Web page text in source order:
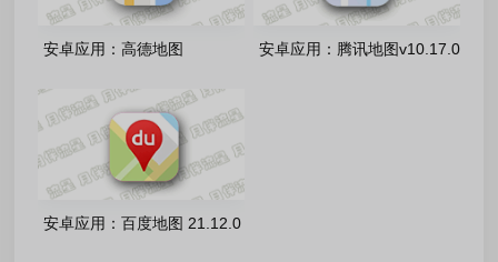
安卓应用：高德地图
安卓应用：腾讯地图v10.17.0
安卓应用：百度地图 21.12.0